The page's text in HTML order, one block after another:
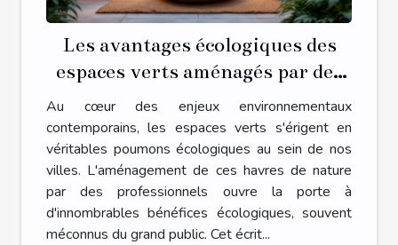
Les avantages écologiques des
espaces verts aménagés par des
professionnels
Au cœur des enjeux environnementaux
contemporains, les espaces verts s'érigent en
véritables poumons écologiques au sein de nos
villes. L'aménagement de ces havres de nature
par des professionnels ouvre la porte à
d'innombrables bénéfices écologiques, souvent
méconnus du grand public. Cet écrit...